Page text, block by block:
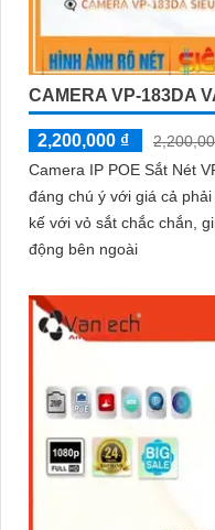
CAMERA VP-183DA
2,200,000 ₫
Camera IP POE Sắt Nét
đáng chú ý với giá cả phải chăng. Loại camera
kế với vỏ sắt chắc chắn,
động bên ngoài